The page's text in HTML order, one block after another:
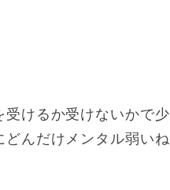
けるか受けないかで少
どんだけメンタル弱いね